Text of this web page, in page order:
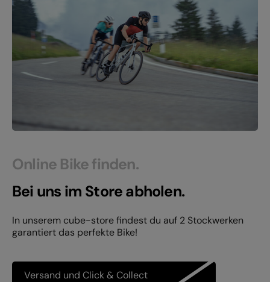
Online Bike finden.
Bei uns im Store abholen.
In unserem cube-store findest du auf 2 Stockwerken
garantiert das perfekte Bike!
Versand und Click & Collect